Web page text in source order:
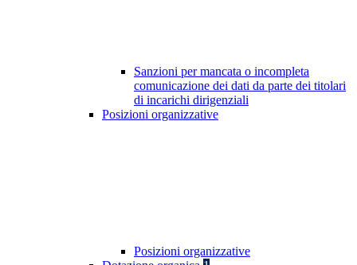
Sanzioni per mancata o incompleta
comunicazione dei dati da parte dei titolari
di incarichi dirigenziali
Posizioni organizzative
Posizioni organizzative